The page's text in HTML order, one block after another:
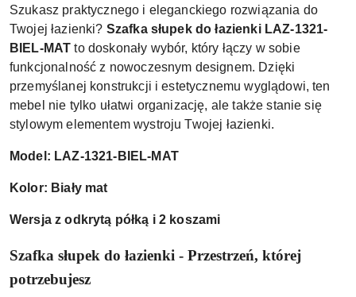
Szukasz praktycznego i eleganckiego rozwiązania do
Twojej łazienki? Szafka słupek do łazienki LAZ-1321-
BIEL-MAT to doskonały wybór, który łączy w sobie
funkcjonalność z nowoczesnym designem. Dzięki
przemyślanej konstrukcji i estetycznemu wyglądowi, ten
mebel nie tylko ułatwi organizację, ale także stanie się
stylowym elementem wystroju Twojej łazienki.
Model: LAZ-1321-BIEL-MAT
Kolor: Biały mat
Wersja z odkrytą półką i 2 koszami
Szafka słupek do łazienki - Przestrzeń, której
potrzebujesz